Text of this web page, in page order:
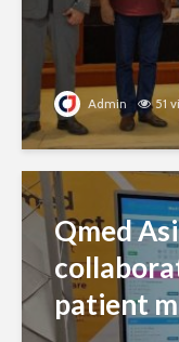
Admin 51
Qmed
patient